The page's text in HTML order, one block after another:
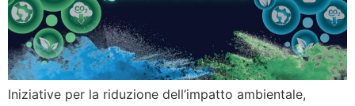
Iniziative per la riduzione dell’impatto ambientale,